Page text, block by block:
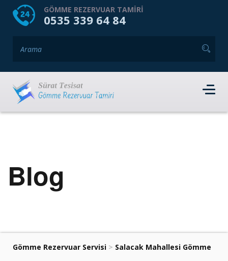
HOME HAKKIMIZDA
GÖMME REZERVUAR TAMIRI
0535 339 64 84
Blog
Gömme Rezervuar Servisi > Salacak Mahallesi Gömme